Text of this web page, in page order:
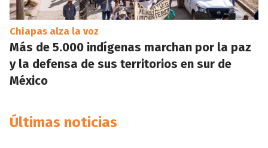
Chiapas alza la voz
Más de 5.000 indígenas marchan por la paz
y la defensa de sus territorios en sur de
México
Últimas noticias